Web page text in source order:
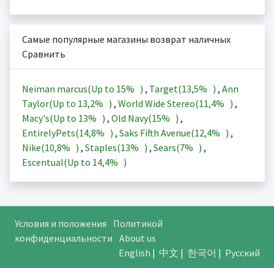
Самые популярные магазины возврат наличных
Сравнить
Neiman marcus(Up to 15% ) , Target(13,5% ) , Ann
Taylor(Up to 13,2% ) , World Wide Stereo(11,4% ) ,
Macy's(Up to 13% ) , Old Navy(15% ) ,
EntirelyPets(14,8% ) , Saks Fifth Avenue(12,4% ) ,
Nike(10,8% ) , Staples(13% ) , Sears(7% ) ,
Escentual(Up to 14,4% )
Условия и положения
Политикой
конфиденциальности About us
English | 中文 | 한국어 | Русский